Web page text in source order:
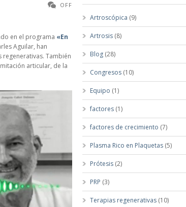
OFF
en el programa «En
Aguilar, han
También
articular, de la
Artroscópica (9)
Artrosis (8)
Blog (28)
Congresos (10)
Equipo (1)
factores (1)
factores de crecimiento (7)
Plasma Rico en Plaquetas (5)
Prótesis (2)
PRP (3)
Terapias regenerativas (10)